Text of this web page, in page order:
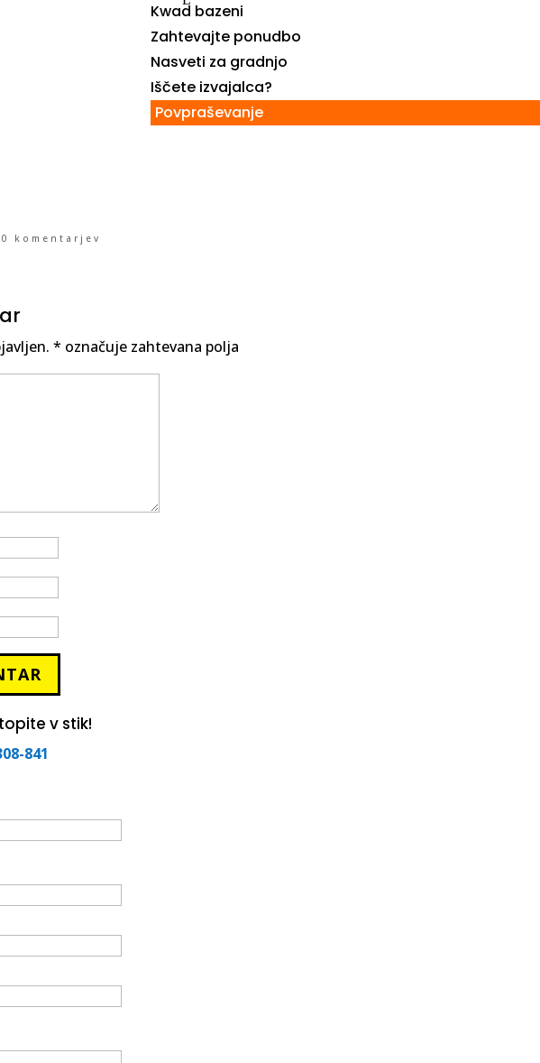
Kwad bazeni
Zahtevajte ponudbo
Nasveti za gradnjo
Iščete izvajalca?
Povpraševanje
0 komentarjev
* označuje zahtevana polja
v stik!
841